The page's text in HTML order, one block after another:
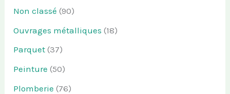
Non classé (90)
Ouvrages métalliques (18)
Parquet (37)
Peinture (50)
Plomberie (76)